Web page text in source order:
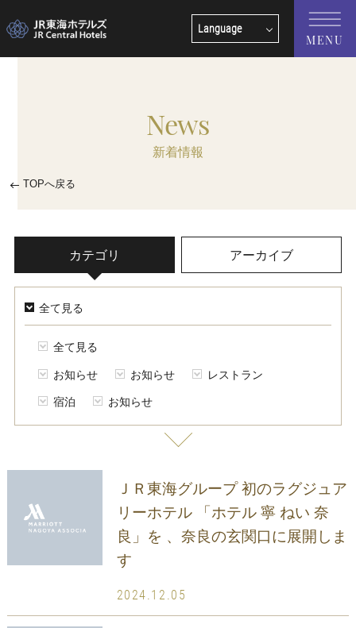
Language
English
中文(繁體字)
MENU
News
新着情報
TOPへ戻る
カテゴリ アーカイブ
全て見る
全て見る
お知らせ お知らせ レストラン
宿泊 お知らせ
ＪＲ東海グループ 初のラグジュア
リーホテル 「ホテル 寧 ねい 奈
良」を 、奈良の玄関口に展開しま
す
2024.12.05